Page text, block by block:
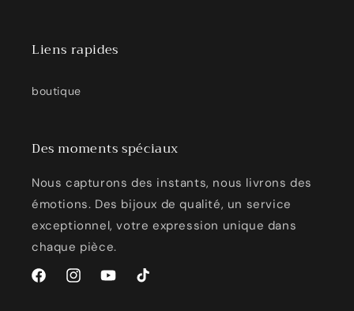
Liens rapides
boutique
Des moments spéciaux
Nous capturons des instants, nous livrons des
émotions. Des bijoux de qualité, un service
exceptionnel, votre expression unique dans
chaque pièce.
FacebookInstagramYouTubeTikTok